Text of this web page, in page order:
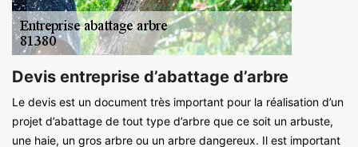
Devis entreprise d’abattage d’arbre
Le devis est un document très important pour la réalisation d’un
projet d’abattage de tout type d’arbre que ce soit un arbuste,
une haie, un gros arbre ou un arbre dangereux. Il est important